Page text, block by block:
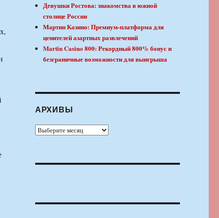
Девушки Ростова: знакомства в южной
столице России
Мартин Казино: Премиум-платформа для
ценителей азартных развлечений
Martin Casino 800: Рекордный 800% бонус и
безграничные возможности для выигрыша
АРХИВЫ
Архивы